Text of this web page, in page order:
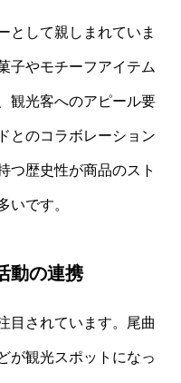
として親しまれていま
子やモチーフアイテム
観光客へのアピール要
とのコラボレーション
つ歴史性が商品のスト
いです。
動の連携
目されています。尾曲
が観光スポットになっ